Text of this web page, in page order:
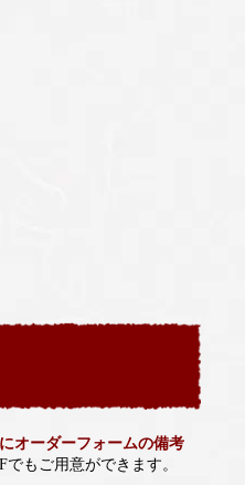
オーダーフォームの備考
もご用意ができます。